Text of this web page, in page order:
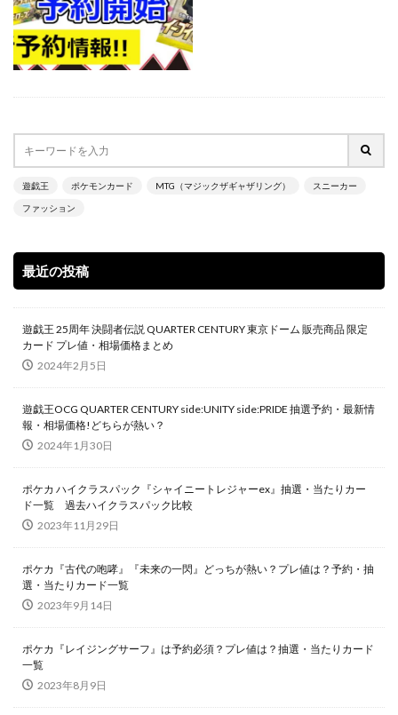
遊戯王 ポケモンカード MTG（マジックザギャザリング） スニーカー
ファッション
最近の投稿
遊戯王 25周年 決闘者伝説 QUARTER CENTURY 東京ドーム 販売商品 限定
カード プレ値・相場価格まとめ
2024年2月5日
遊戯王OCG QUARTER CENTURY side:UNITY side:PRIDE 抽選予約・最新情
報・相場価格!どちらが熱い？
2024年1月30日
ポケカ ハイクラスパック『シャイニートレジャーex』抽選・当たりカー
ド一覧 過去ハイクラスパック比較
2023年11月29日
ポケカ『古代の咆哮』『未来の一閃』どっちが熱い？プレ値は？予約・抽
選・当たりカード一覧
2023年9月14日
ポケカ『レイジングサーフ』は予約必須？プレ値は？抽選・当たりカード
一覧
2023年8月9日
PRISMATIC ART COLLECTION
QUARTER CENTURY デュエルセット ラーの翼神竜
RARITY COLLECTION -QUARTER CENTURY EDITION-
SPECIAL RED Ver.
StockX
TIME DILATION
TOKYO DOME GREEN Ver.
VMAXクライマックス
YU NAGABA×イーブイズ スペシャルBOX
まとめ
アジア限定
アメイジング・ディフェンダーズ
イーブイズセット
イーブイヒーローズ
ウィッチクラフト
ウルトラレア SPECIAL ILLUST Ver.
オシリスの天空竜
オススメスリーブ
オススメ未開封BOX
オリパ販売
オーバーラッシュレア
カイオーガ
カオス・ソルジャー
キバナ
クレイバースト
コトブキヤ